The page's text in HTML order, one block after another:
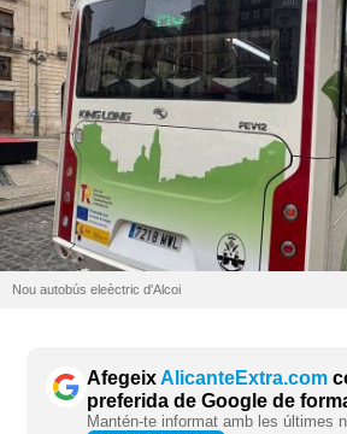
Nou autobús eleèctric d'Alcoi
AfegeixAlicanteExtra.com
preferida de Google de
Mantén-te informat amb les últimes